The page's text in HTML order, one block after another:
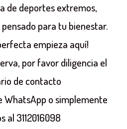
de deportes extremos,
para tu bienestar.
empieza aquí!
por favor diligencia el
de contacto
WhatsApp o simplemente
al 3112016098